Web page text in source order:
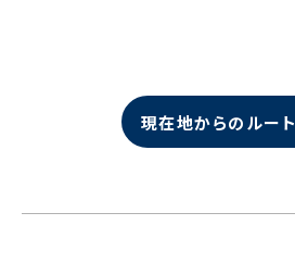
現在地からのルート